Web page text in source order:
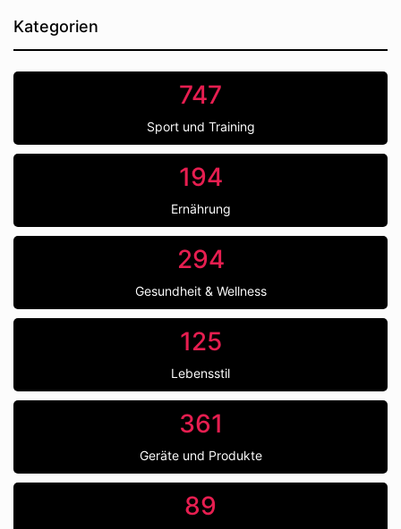
Kategorien
747
Sport und Training
194
Ernährung
294
Gesundheit & Wellness
125
Lebensstil
361
Geräte und Produkte
89